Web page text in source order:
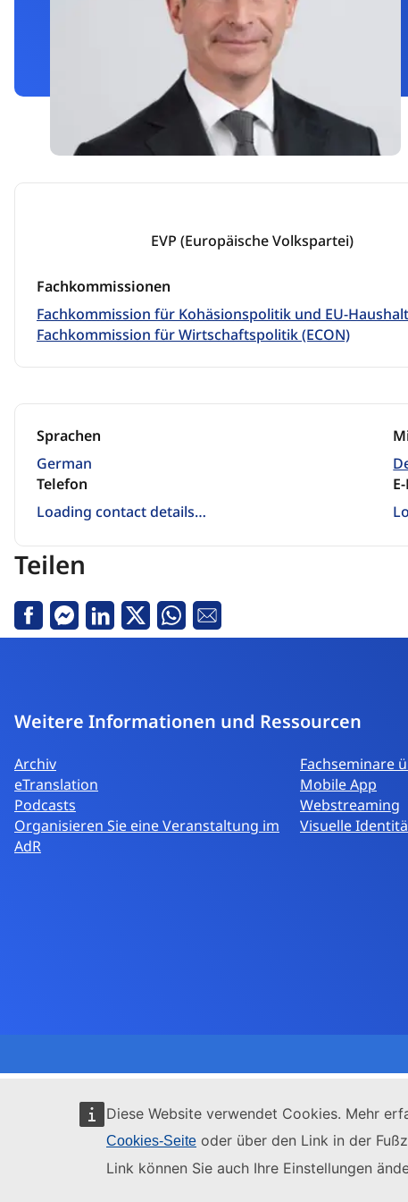
Diese Website verwendet Cookies. Mehr
Cookies-Seite oder über den Link in der
Link können Sie auch Ihre Einstellungen
EVP (Europäische Volkspartei)
Fachkommissionen
Fachkommission für Kohäsionspolitik und EU-Haushalt
Fachkommission für Wirtschaftspolitik (ECON)
Sprachen
German
Telefon
Loading contact details…
Teilen
FacebookMessenger
LinkedinTwitterWhatsapp
E-
Weitere Informationen und Ressourcen
Archiv
Fachseminare
eTranslation
Mobile App
Podcasts
Webstreaming
Organisieren Sie eine Veranstaltung im
AdR
Visuelle